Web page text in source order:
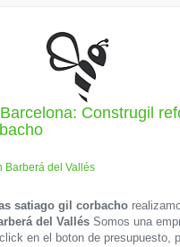
Construgil
Barberá del Vallés
satiago gil corbacho
del Vallés Somos una
en el boton de presupuesto,